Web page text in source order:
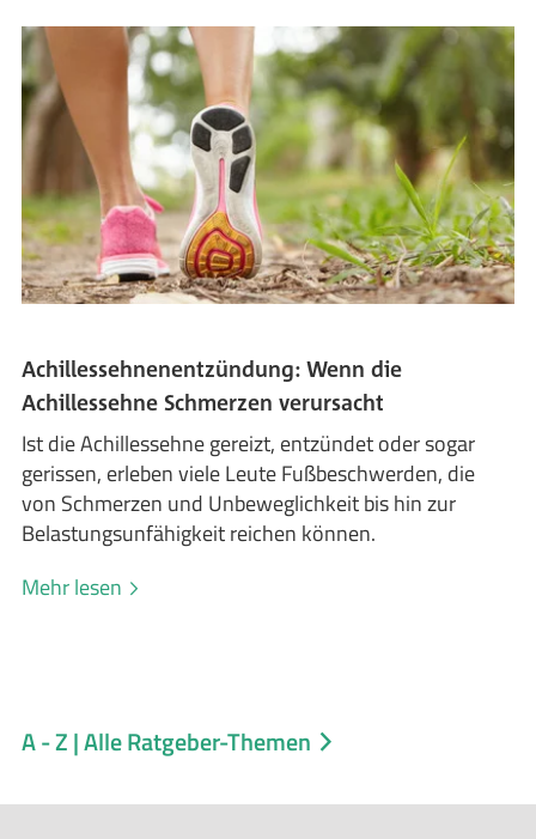
Achillessehnenentzündung: Wenn die
Achillessehne Schmerzen verursacht
Ist die Achillessehne gereizt, entzündet oder sogar
gerissen, erleben viele Leute Fußbeschwerden, die
von Schmerzen und Unbeweglichkeit bis hin zur
Belastungsunfähigkeit reichen können.
Mehr lesen
A - Z | Alle Ratgeber-Themen